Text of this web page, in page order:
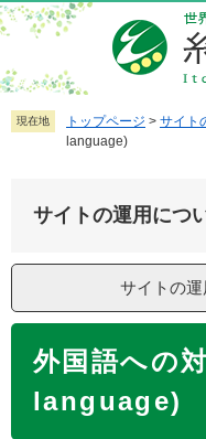
ペ
ー
ジ
の
先
メ
ニ
ュ
ー
を
へ
現在地 トップページ > サイト
language)
サイトの運用につ
サイトの
外国語への
language)